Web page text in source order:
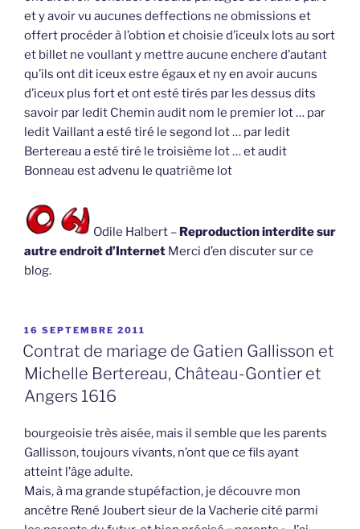
et y avoir vu aucunes deffections ne obmissions et
offert procéder à l’obtion et choisie d’iceulx lots au sort
et billet ne voullant y mettre aucune enchere d’autant
qu’ils ont dit iceux estre égaux et ny en avoir aucuns
d’iceux plus fort et ont esté tirés par les dessus dits
savoir par ledit Chemin audit nom le premier lot … par
ledit Vaillant a esté tiré le segond lot … par ledit
Bertereau a esté tiré le troisième lot … et audit
Bonneau est advenu le quatrième lot
Odile Halbert – Reproduction interdite sur
autre endroit d’Internet Merci d’en discuter sur ce
blog.
PUBLIÉ
LE
16 SEPTEMBRE 2011
Contrat de mariage de Gatien Gallisson et
Michelle Bertereau, Château-Gontier et
Angers 1616
bourgeoisie très aisée, mais il semble que les parents
Gallisson, toujours vivants, n’ont que ce fils ayant
atteint l’âge adulte.
Mais, à ma grande stupéfaction, je découvre mon
ancêtre René Joubert sieur de la Vacherie cité parmi